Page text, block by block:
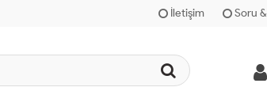
İletişim Soru